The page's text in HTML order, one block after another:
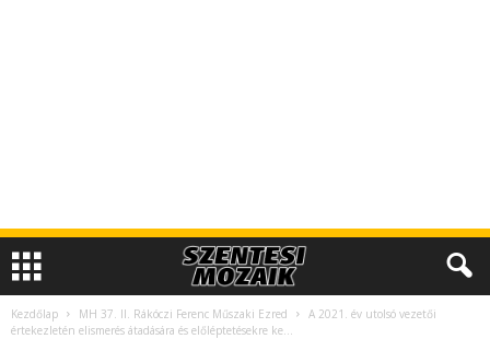
Kezdőlap MH 37. II. Rákóczi Ferenc Műszaki Ezred
A 2021. év utolsó vezetői
értekezletén elismerés átadására és előléptetésekre ke…